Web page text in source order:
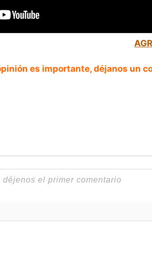
es importante, déjanos un